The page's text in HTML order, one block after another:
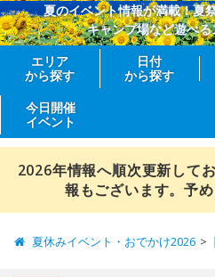
夏のイベント情報が満載！夏
キャンプ場など遊べ
エリア
から探す
日付
から探す
今日開催
イベント
2026年情報へ順次更新して
報もございます。予め
夏休みイベント・おでかけ2026